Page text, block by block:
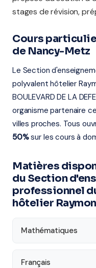
stages de révision,
Cours
de Nancy-Metz
Le Section
polyvalent hôtelier
BOULEVARD DE LA
organisme partenaire
villes proches. Tous
50%sur les cours à
Matières
du Section
professionnel
hôtelier
Mathématiques
Français